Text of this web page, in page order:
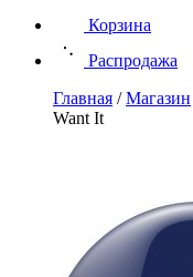
Корзина
Распродажа
Главная /Магазин
Want It